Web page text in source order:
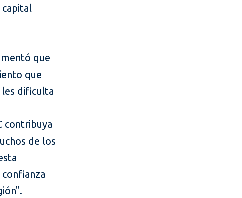
capital
que
que
les dificulta
contribuya
de los